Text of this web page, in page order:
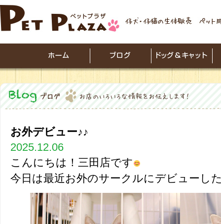
お外デビュー♪♪
2025.12.06
こんにちは！三田店です
今日は最近お外のサークルにデビューし